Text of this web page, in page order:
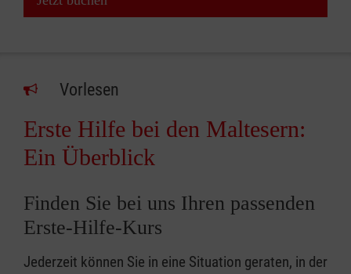
Vorlesen
Erste Hilfe bei den Maltesern:
Ein Überblick
Finden Sie bei uns Ihren passenden
Erste-Hilfe-Kurs
Jederzeit können Sie in eine Situation geraten, in der